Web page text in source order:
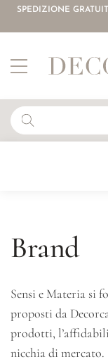
SPEDIZIONE
Brand
Sensi e Materia si
proposti da
prodotti,
nicchia di mercato.